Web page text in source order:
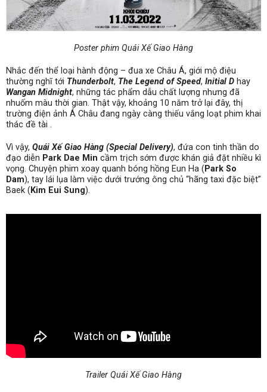
Poster phim Quái Xế Giao Hàng
Nhắc đến thể loại hành động – đua xe Châu Á, giới mộ điệu
thường nghĩ tới Thunderbolt, The Legend of Speed, Initial D hay
Wangan Midnight, những tác phẩm dẫu chất lượng nhưng đã
nhuốm màu thời gian. Thật vậy, khoảng 10 năm trở lại đây, thị
trường điện ảnh Á Châu đang ngày càng thiếu vắng loạt phim khai
thác đề tài .
Vì vậy, Quái Xế Giao Hàng (Special Delivery), đứa con tinh thần do
đạo diễn Park Dae Min cầm trịch sớm được khán giả đặt nhiều kì
vọng. Chuyện phim xoay quanh bóng hồng Eun Ha (Park So
Dam), tay lái lụa làm việc dưới trướng ông chủ “hãng taxi đặc biệt”
Baek (Kim Eui Sung).
Trailer Quái Xế Giao Hàng